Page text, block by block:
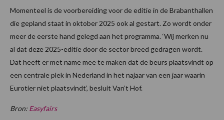
Momenteel is de voorbereiding voor de editie in de Brabanthallen
die gepland staat in oktober 2025 ook al gestart. Zo wordt onder
meer de eerste hand gelegd aan het programma. ‘Wij merken nu
al dat deze 2025-editie door de sector breed gedragen wordt.
Dat heeft er met name mee te maken dat de beurs plaatsvindt op
een centrale plek in Nederland in het najaar van een jaar waarin
Eurotier niet plaatsvindt’, besluit Van’t Hof.
Bron: Easyfairs